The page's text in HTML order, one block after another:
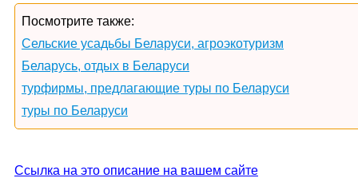
Посмотрите также:
Сельские усадьбы Беларуси, агроэкотуризм
Беларусь, отдых в Беларуси
турфирмы, предлагающие туры по Беларуси
туры по Беларуси
Ссылка на это описание на вашем сайте